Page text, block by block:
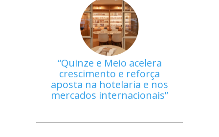
Quinze e Meio acelera
crescimento e reforça
aposta na hotelaria e nos
mercados internacionais